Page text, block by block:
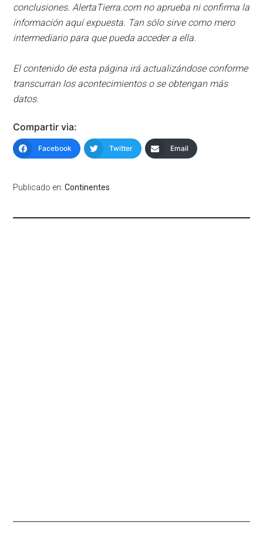
conclusiones. AlertaTierra.com no aprueba ni confirma la
información aquí expuesta. Tan sólo sirve como mero
intermediario para que pueda acceder a ella.
El contenido de esta página irá actualizándose conforme
transcurran los acontecimientos o se obtengan más
datos.
Compartir via:
Facebook Twitter Email
Publicado en:Continentes